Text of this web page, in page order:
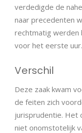
verdedigde de
naar precedenten
rechtmatig werden
voor het eerste uur.
Verschil
Deze zaak kwam
de feiten zich
jurisprudentie. Het
niet onomstotelijk